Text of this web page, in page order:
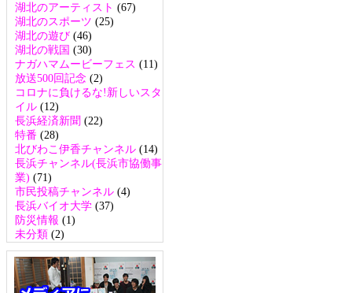
湖北のアーティスト (67)
湖北のスポーツ (25)
湖北の遊び (46)
湖北の戦国 (30)
ナガハマムービーフェス (11)
放送500回記念 (2)
コロナに負けるな!新しいスタ
イル (12)
長浜経済新聞 (22)
特番 (28)
北びわこ伊香チャンネル (14)
長浜チャンネル(長浜市協働事
業) (71)
市民投稿チャンネル (4)
長浜バイオ大学 (37)
防災情報 (1)
未分類 (2)